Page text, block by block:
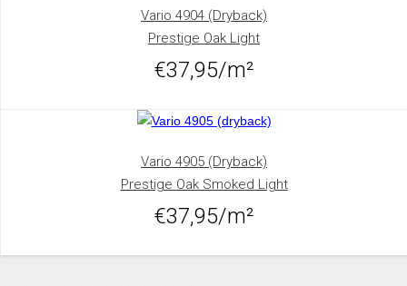
Vario 4904 (dryback)
Prestige Oak Light
€37,95/m²
Vario 4905 (dryback)
Prestige Oak Smoked Light
€37,95/m²